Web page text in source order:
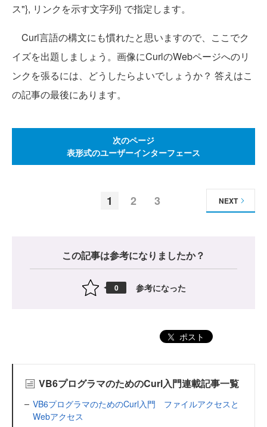
ス"}, リンクを示す文字列} で指定します。
Curl言語の構文にも慣れたと思いますので、ここでク
イズを出題しましょう。画像にCurlのWebページへのリ
ンクを張るには、どうしたらよいでしょうか？ 答えはこ
の記事の最後にあります。
次のページ
表形式のユーザーインターフェース
1 2 3 NEXT
この記事は参考になりましたか？
0 参考になった
ポスト
VB6プログラマのためのCurl入門連載記事一覧
VB6プログラマのためのCurl入門 ファイルアクセスと
Webアクセス